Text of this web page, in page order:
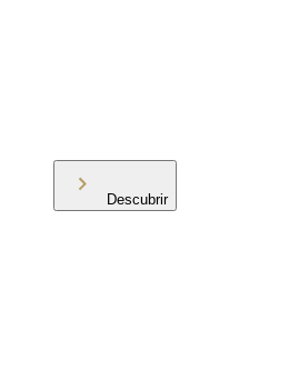
Descubrir